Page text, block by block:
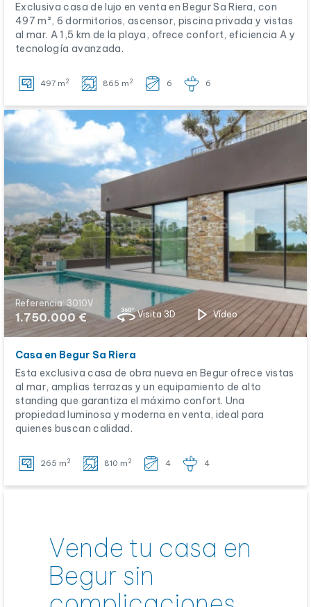
Exclusiva casa de lujo en venta en Begur Sa Riera, con
497 m², 6 dormitorios, ascensor, piscina privada y vistas
al mar. A 1,5 km de la playa, ofrece confort, eficiencia A y
tecnología avanzada.
497 m 2 865 m 2 6 6
Referencia: 3010V
1.750.000 € Visita 3D Vídeo
Casa en Begur Sa Riera
Esta exclusiva casa de obra nueva en Begur ofrece vistas
al mar, amplias terrazas y un equipamiento de alto
standing que garantiza el máximo confort. Una
propiedad luminosa y moderna en venta, ideal para
quienes buscan calidad.
265 m 2 810 m 2 4 4
Vende tu casa en
Begur sin